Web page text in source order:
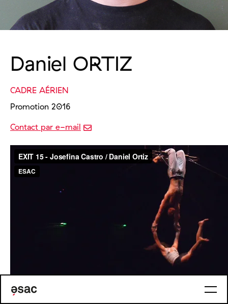
Daniel ORTIZ
CADRE AÉRIEN
Promotion 2016
Contact par e-mail